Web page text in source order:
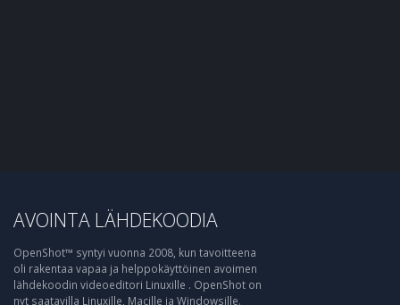
AVOINTA LÄHDEKOODIA
OpenShot™ syntyi vuonna 2008, kun tavoitteena
oli rakentaa vapaa ja helppokäyttöinen avoimen
lähdekoodin videoeditori Linuxille . OpenShot on
nyt saatavilla Linuxille, Macille ja Windowsille.